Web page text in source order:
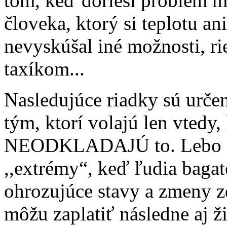
človeka, ktorý si teplotu
nevyskúšal iné možnosti,
taxíkom...
Nasledujúce riadky sú
tým, ktorí volajú len vtedy,
NEODKLADAJÚ to. Lebo
,,extrémy“, keď ľudia
ohrozujúce stavy a zmeny
môžu zaplatiť následne aj